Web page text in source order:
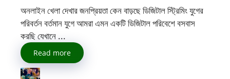
অনলাইন খেলা দেখার জনপ্রিয়তা কেন বাড়ছে ডিজিটাল স্ট্রিমিং যুগের
পরিবর্তন বর্তমান যুগে আমরা এমন একটি ডিজিটাল পরিবেশে বসবাস
করছি যেখানে ...
Read more